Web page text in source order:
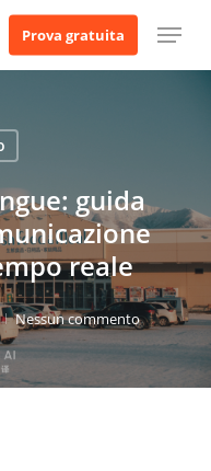
Prova gratuita Menu
guida
reale
Nessun commento